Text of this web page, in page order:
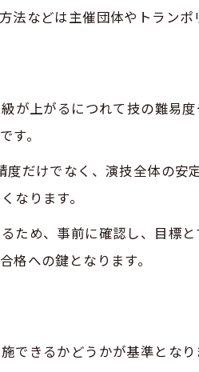
でつまずきやすいポイント
3級挑戦の心構え
テストの活用法
バッジテストの意義
テストの実績と魅力
と将来の進路選択
い理解が鍵
で得られる自己成長とは
日程を賢くチェックしよう
要な事前確認リスト
法などは主催団体やトラン
が上がるにつれて技の難易
す。
だけでなく、演技全体の安
なります。
ため、事前に確認し、目標
への鍵となります。
できるかどうかが基準とな